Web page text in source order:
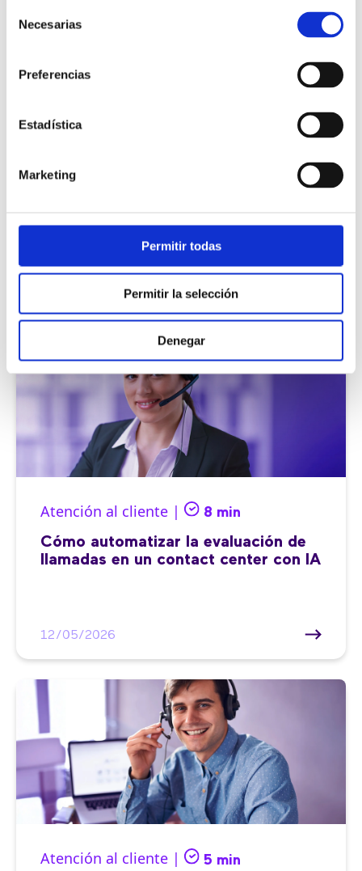
Necesarias
Preferencias
Estadística
Marketing
Permitir todas
Permitir la selección
Denegar
Atención al cliente | 8 min
Cómo automatizar la evaluación de
llamadas en un contact center con IA
12/05/2026
Atención al cliente | 5 min